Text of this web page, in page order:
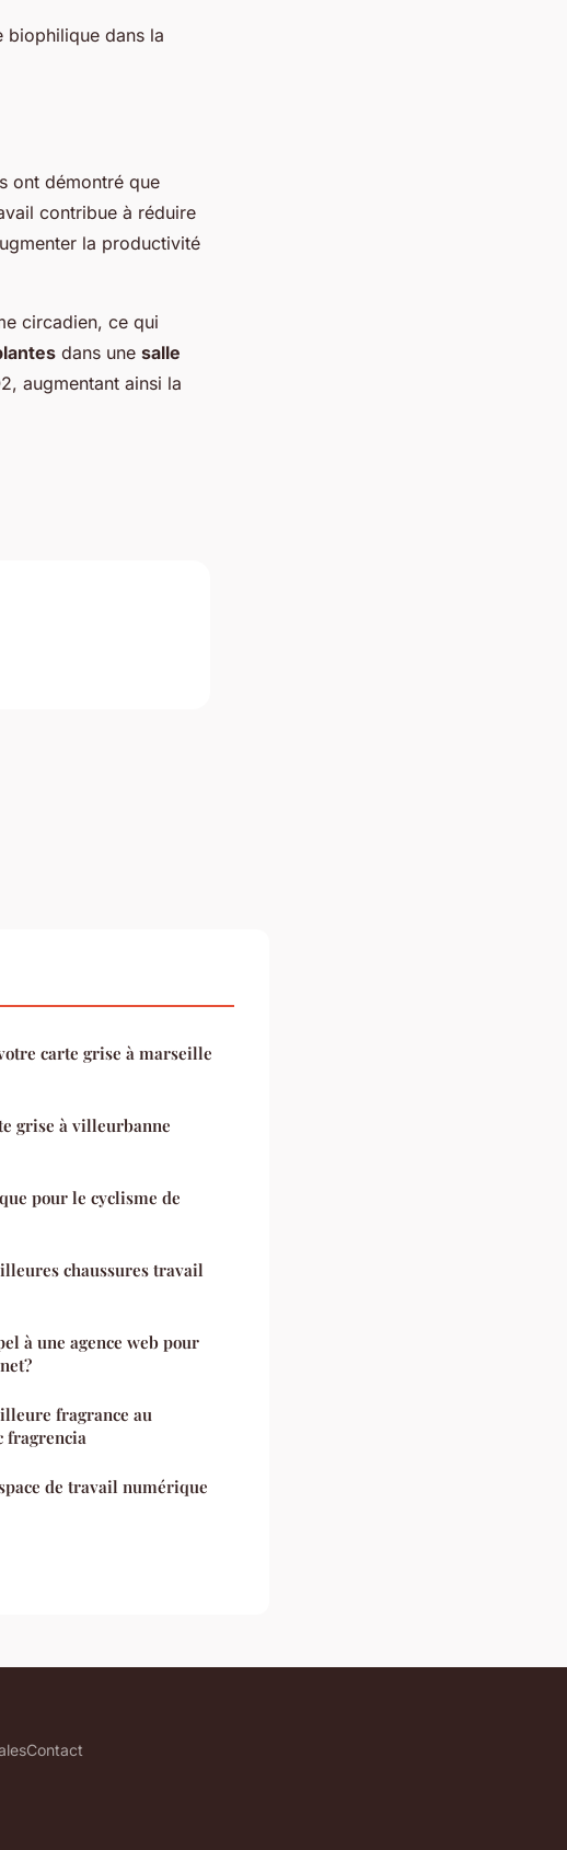
dans la
ont démontré que
contribue à réduire
la productivité
circadien, ce qui
dans une salle
augmentant ainsi la
carte grise à marseille
grise à villeurbanne
pour le cyclisme de
chaussures travail
à une agence web pour
fragrance au
fragrencia
de travail numérique
Contact